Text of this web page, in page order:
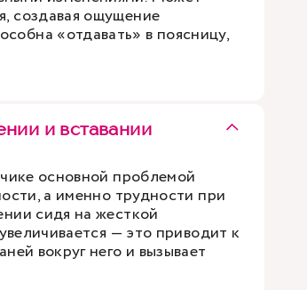
создавая ощущение
«отдавать» в поясницу,
и вставании
основной проблемой
а именно трудности при
сидя на жесткой
— это приводит к
вокруг него и вызывает